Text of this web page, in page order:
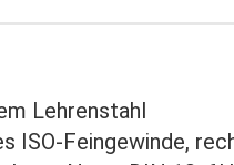
Lehrenstahl
ISO-Feingewinde,